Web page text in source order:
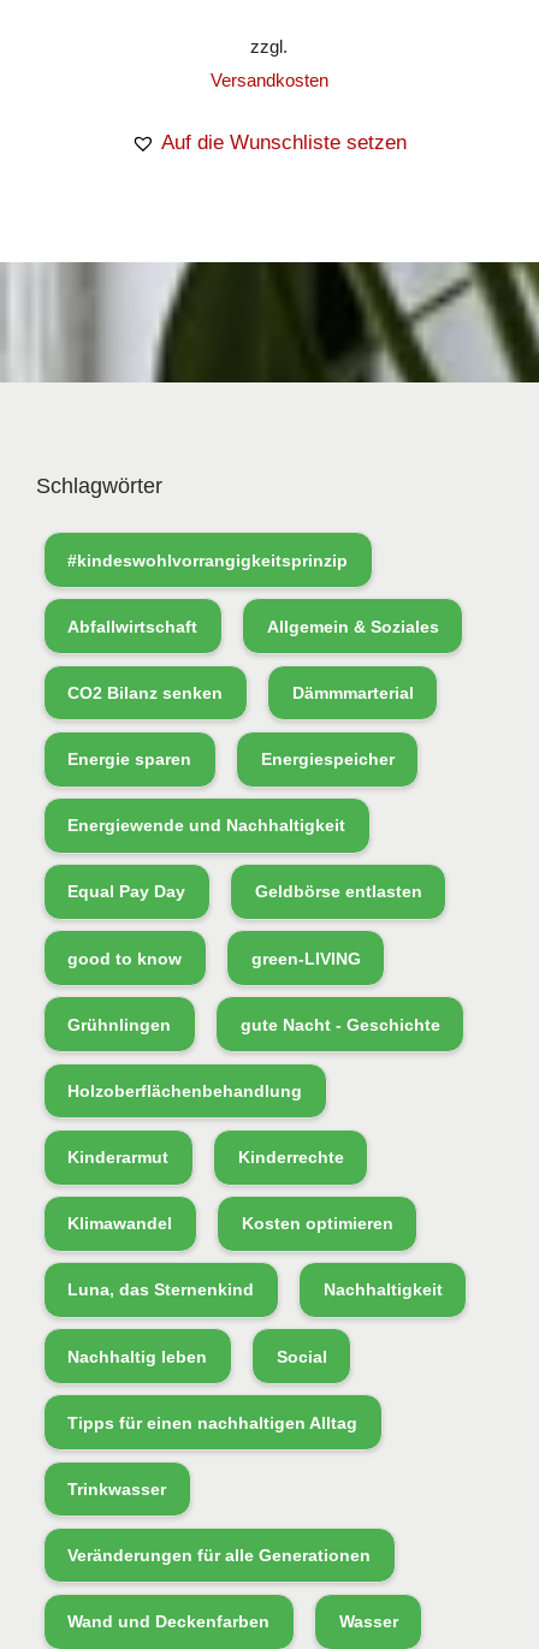
zzgl.
Versandkosten
Auf die Wunschliste setzen
Schlagwörter
#kindeswohlvorrangigkeitsprinzip
Abfallwirtschaft Allgemein & Soziales
CO2 Bilanz senken Dämmmarterial
Energie sparen Energiespeicher
Energiewende und Nachhaltigkeit
Equal Pay Day Geldbörse entlasten
good to know green-LIVING
Grühnlingen gute Nacht - Geschichte
Holzoberflächenbehandlung
Kinderarmut Kinderrechte
Klimawandel Kosten optimieren
Luna, das Sternenkind Nachhaltigkeit
Nachhaltig leben Social
Tipps für einen nachhaltigen Alltag
Trinkwasser
Veränderungen für alle Generationen
Wand und Deckenfarben Wasser